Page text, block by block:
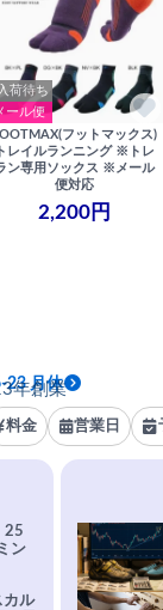
荷待ち
ール便
フットマックス)
トレイルランニング ※トレ
ン専用ソックス ※メール
便対応
2,200円
年創業
23 月休
料金 営業日
25
ン
ル